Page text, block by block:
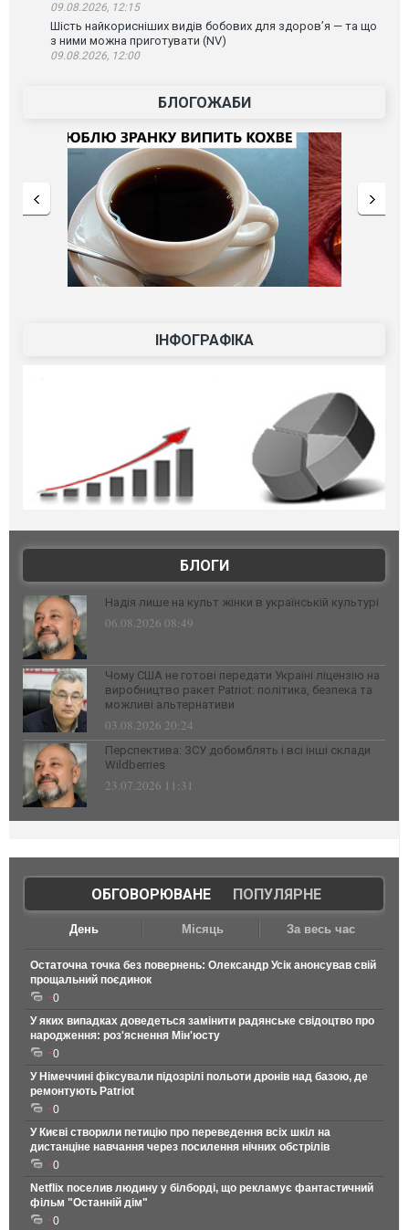
09.08.2026, 12:15
Шість найкорисніших видів бобових для здоров’я — та що
з ними можна приготувати (NV)
09.08.2026, 12:00
БЛОГОЖАБИ
ІНФОГРАФІКА
БЛОГИ
Надія лише на культ жінки в українській культурі
06.08.2026 08:49
Чому США не готові передати Україні ліцензію на
виробництво ракет Patriot: політика, безпека та
можливі альтернативи
03.08.2026 20:24
Перспектива: ЗСУ добомблять і всі інші склади
Wildberries
23.07.2026 11:31
ОБГОВОРЮВАНЕ| ПОПУЛЯРНЕ
День Місяць За весь час
Остаточна точка без повернень: Олександр Усік анонсував свій
прощальний поєдинок
0
У яких випадках доведеться замінити радянське свідоцтво про
народження: роз'яснення Мін'юсту
0
У Німеччині фіксували підозрілі польоти дронів над базою, де
ремонтують Patriot
0
У Києві створили петицію про переведення всіх шкіл на
дистанціне навчання через посилення нічних обстрілів
0
Netflix поселив людину у білборді, що рекламує фантастичний
фільм "Останній дім"
0